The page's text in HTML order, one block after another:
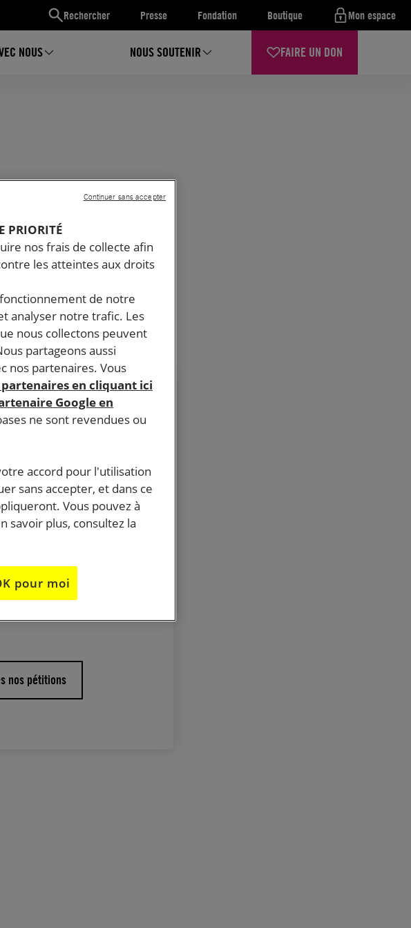
Rechercher Presse Fondation Boutique Mon espace
NOUS NOUS SOUTENIR FAIRE UN DON
LA PÉTITION
responsable du
judiciaire
doit être libérée !
des autres pétitions
nos pétitions
PRIORITÉ
nos frais de collecte afin
les atteintes aux droits
de notre
analyser notre trafic. Les
nous collectons peuvent
partageons aussi
nos partenaires. Vous
en cliquant ici
Google en
ne sont revendues ou
accord pour l'utilisation
sans accepter, et dans ce
Vous pouvez à
savoir plus, consultez la
pour moi
Continuer sans accepter